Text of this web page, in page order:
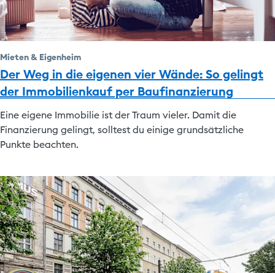
Mieten & Eigenheim
Der Weg in die eigenen vier Wände: So gelingt
der Immobilienkauf per Baufinanzierung
Eine eigene Immobilie ist der Traum vieler. Damit die
Finanzierung gelingt, solltest du einige grundsätzliche
Punkte beachten.